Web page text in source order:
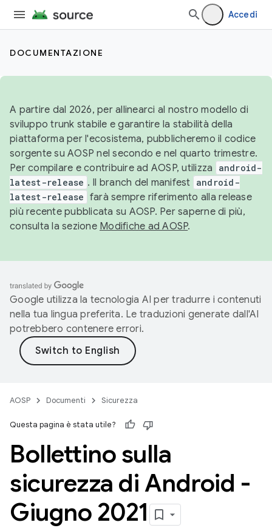
Accedi
DOCUMENTAZIONE
A partire dal 2026, per allinearci al nostro modello di
sviluppo trunk stabile e garantire la stabilità della
piattaforma per l'ecosistema, pubblicheremo il codice
sorgente su AOSP nel secondo e nel quarto trimestre.
Per compilare e contribuire ad AOSP, utilizza
android-
latest-release . Il branch del manifest android-
latest-release farà sempre riferimento alla release
più recente pubblicata su AOSP. Per saperne di più,
consulta la sezione Modifiche ad AOSP.
Google utilizza la tecnologia AI per tradurre i contenuti
nella tua lingua preferita. Le traduzioni generate dall'AI
potrebbero contenere errori.
AOSP Documenti Sicurezza
Questa pagina è stata utile?
Bollettino sulla
sicurezza di Android -
Giugno 2021